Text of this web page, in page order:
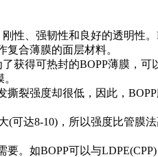
性、强韧性和良好的透明性
合薄膜的面层材料。
获得可热封的BOPP薄膜，可
裂强度却很低，因此，
(可达8-10)，所以强度比管膜
。如BOPP可以与